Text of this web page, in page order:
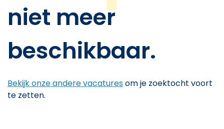
niet meer
beschikbaar.
Bekijk onze andere vacaturesom je zoektocht voort
te zetten.